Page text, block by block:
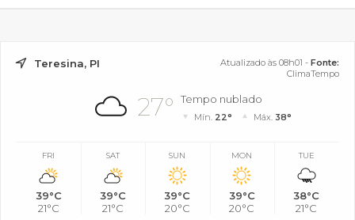
Teresina, PI Atualizado às 08h01 - Fonte:
ClimaTempo
27° Tempo nublado
Mín. 22° Máx. 38°
FRI
39°C
21°C
SAT
39°C
21°C
SUN
39°C
20°C
MON
39°C
20°C
TUE
38°C
21°C